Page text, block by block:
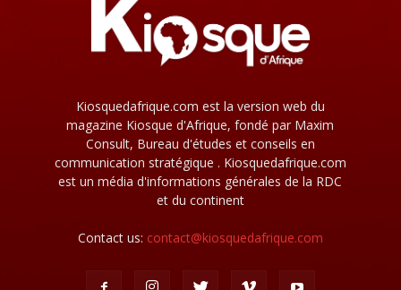
Kiosquedafrique.com est la version web du
magazine Kiosque d'Afrique, fondé par Maxim
Consult, Bureau d'études et conseils en
communication stratégique . Kiosquedafrique.com
est un média d'informations générales de la RDC
et du continent
Contact us: contact@kiosquedafrique.com